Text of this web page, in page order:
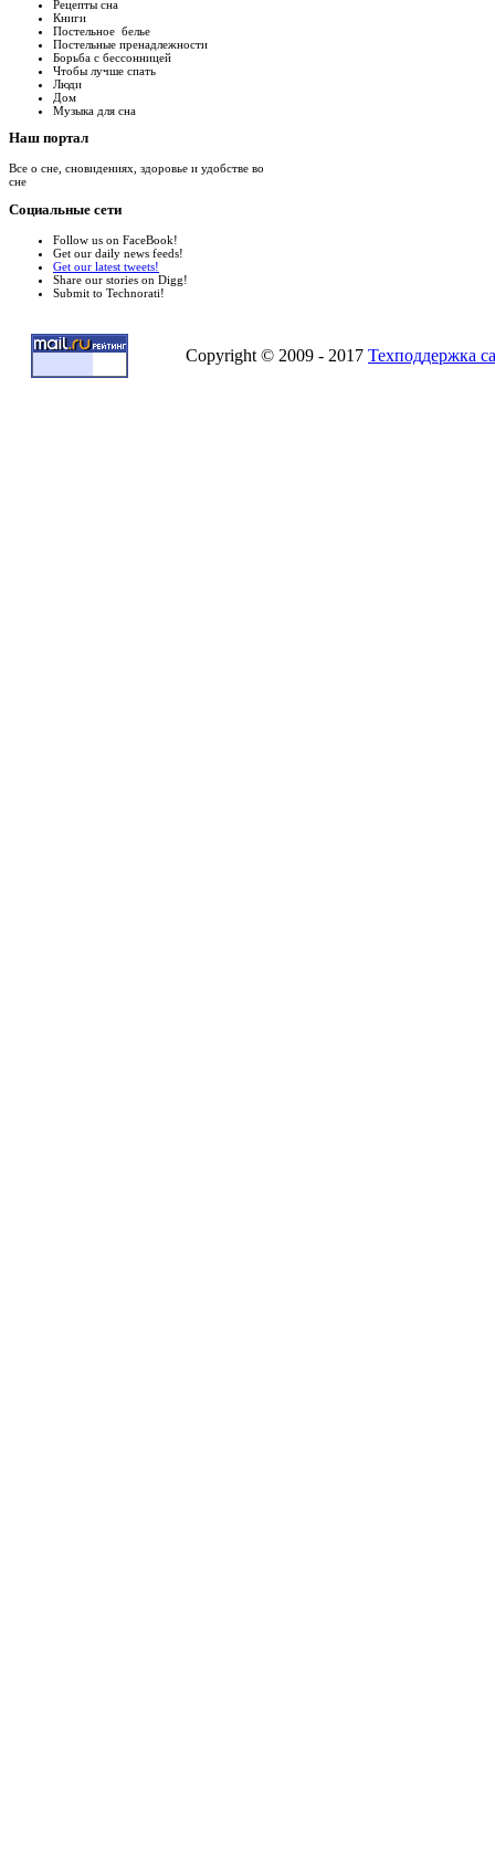
Рецепты сна
Книги
Постельное белье
Постельные пренадлежности
Борьба с бессонницей
Чтобы лучше спать
Люди
Дом
Музыка для сна
Наш портал
Все о сне, сновидениях, здоровье и удобстве во
сне
Социальные сети
Follow us on FaceBook!
Get our daily news feeds!
Get our latest tweets!
Share our stories on Digg!
Submit to Technorati!
Copyright © 2009 - 2017 Техподдержка